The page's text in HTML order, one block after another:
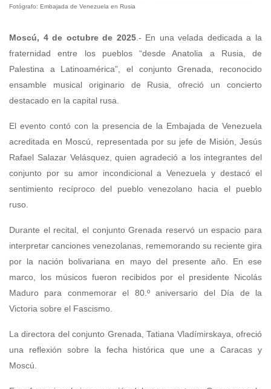
Fotógrafo: Embajada de Venezuela en Rusia
Moscú, 4 de octubre de 2025.- En una velada dedicada a la
fraternidad entre los pueblos “desde Anatolia a Rusia, de
Palestina a Latinoamérica”, el conjunto Grenada, reconocido
ensamble musical originario de Rusia, ofreció un concierto
destacado en la capital rusa.
El evento contó con la presencia de la Embajada de Venezuela
acreditada en Moscú, representada por su jefe de Misión, Jesús
Rafael Salazar Velásquez, quien agradeció a los integrantes del
conjunto por su amor incondicional a Venezuela y destacó el
sentimiento recíproco del pueblo venezolano hacia el pueblo
ruso.
Durante el recital, el conjunto Grenada reservó un espacio para
interpretar canciones venezolanas, rememorando su reciente gira
por la nación bolivariana en mayo del presente año. En ese
marco, los músicos fueron recibidos por el presidente Nicolás
Maduro para conmemorar el 80.º aniversario del Día de la
Victoria sobre el Fascismo.
La directora del conjunto Grenada, Tatiana Vladímirskaya, ofreció
una reflexión sobre la fecha histórica que une a Caracas y
Moscú.